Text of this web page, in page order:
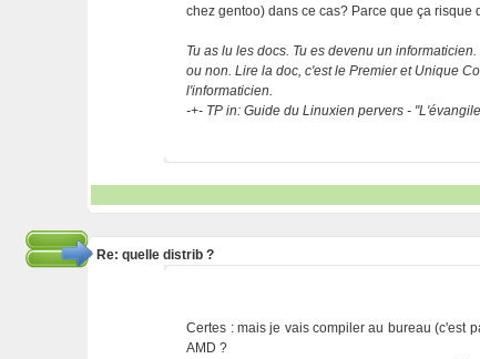
chez gentoo) dans ce cas? Parce que ça risque
Tu as lu les docs. Tu es devenu un
ou non. Lire la doc, c'est le Premier et Unique
l'informaticien.
-+- TP in: Guide du Linuxien pervers -
Re: quelle distrib ?
Certes : mais je vais compiler au bureau (c'est
AMD ?